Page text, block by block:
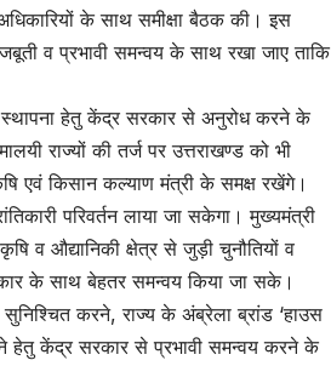
के साथ समीक्षा बैठक की। इस
व प्रभावी समन्वय के साथ रखा जाए ताकि
स्थापना हेतु केंद्र सरकार से अनुरोध करने के
राज्यों की तर्ज पर उत्तराखण्ड को भी
एवं किसान कल्याण मंत्री के समक्ष रखेंगे।
परिवर्तन लाया जा सकेगा। मुख्यमंत्री
व औद्यानिकी क्षेत्र से जुड़ी चुनौतियों व
के साथ बेहतर समन्वय किया जा सके।
सुनिश्चित करने, राज्य के अंब्रेला ब्रांड ‘हाउस
हेतु केंद्र सरकार से प्रभावी समन्वय करने के